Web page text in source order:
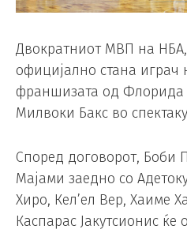
Двократниот МВП на НБА,
официјално стана играч
франшизата од Флорида
Милвоки Бакс во
Според договорот, Боби
Мајами заедно со
Хиро, Кел’ел Вер, Хаиме
Каспарас Јакутсионис ќе